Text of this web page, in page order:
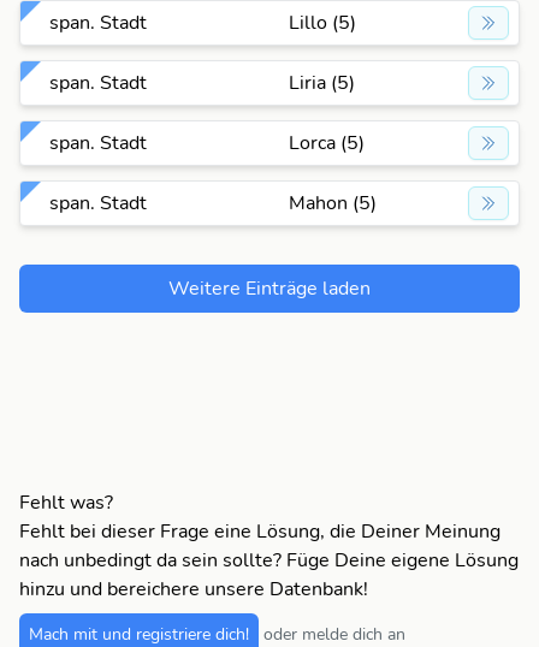
span. Stadt Lillo (5)
span. Stadt Liria (5)
span. Stadt Lorca (5)
span. Stadt Mahon (5)
Weitere Einträge laden
Fehlt was?
Fehlt bei dieser Frage eine Lösung, die Deiner Meinung
nach unbedingt da sein sollte? Füge Deine eigene Lösung
hinzu und bereichere unsere Datenbank!
Mach mit und registriere dich! oder melde dich an